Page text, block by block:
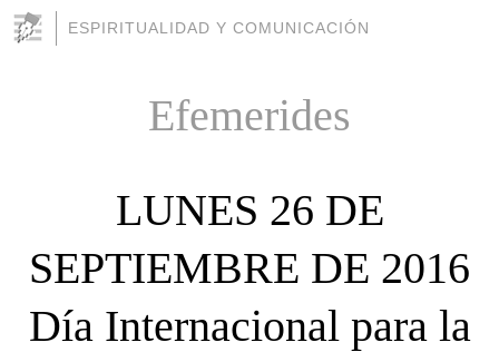
ESPIRITUALIDAD Y COMUNICACIÓN
Efemerides
LUNES 26 DE
SEPTIEMBRE DE 2016
Día Internacional para la